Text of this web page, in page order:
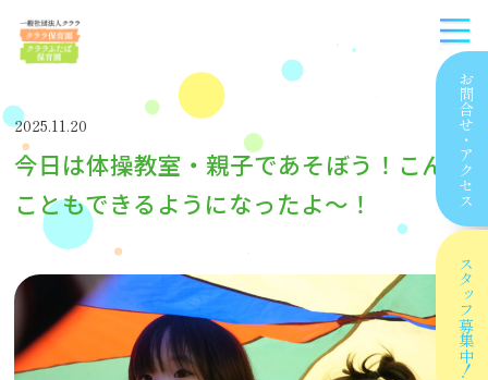
お問合せ
・
アクセス
スタッフ
募集中！
2025.11.20
今日は体操教室・親子であそぼう！こんな
こともできるようになったよ〜！